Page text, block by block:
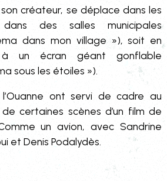
créateur, se déplace dans les
des salles municipales
dans mon village »), soit en
un écran géant gonflable
sous les étoiles »).
ont servi de cadre au
certaines scènes d’un film de
un avion, avec Sandrine
et Denis Podalydès.